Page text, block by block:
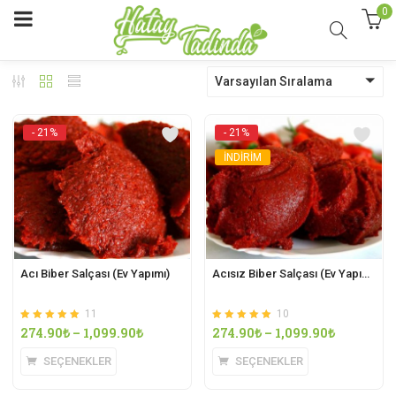
0
Varsayılan Sıralama
- 21%
Acı Biber Salçası (Ev Yapımı)
5 üzerinden
5.00
11
274.90₺ – 1,099.90₺
SEÇENEKLER
- 21%
İNDİRİM
Acısız Biber Salçası (Ev Yapımı)
5 üzerinden
5.00
10
274.90₺ – 1,099.90₺
SEÇENEKLER